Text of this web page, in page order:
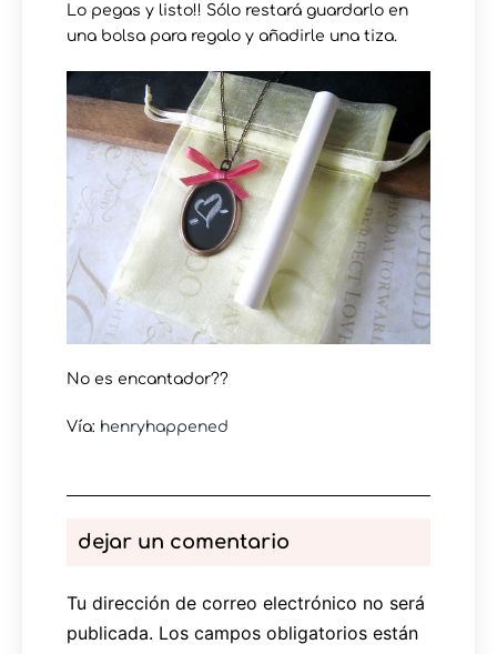
Lo pegas y listo!! Sólo restará guardarlo en
una bolsa para regalo y añadirle una tiza.
No es encantador??
Vía: henryhappened
dejar un comentario
Tu dirección de correo electrónico no será
publicada. Los campos obligatorios están